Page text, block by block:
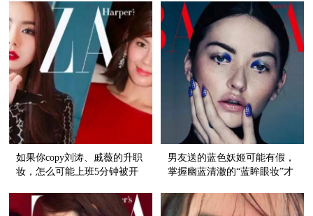
如果你copy刘涛、戚薇的升职
妆，怎么可能上班5分钟被开
男友送的蓝色妖姬可能有假，
掌握幽蓝清澈的“蓝眸眼妆”才